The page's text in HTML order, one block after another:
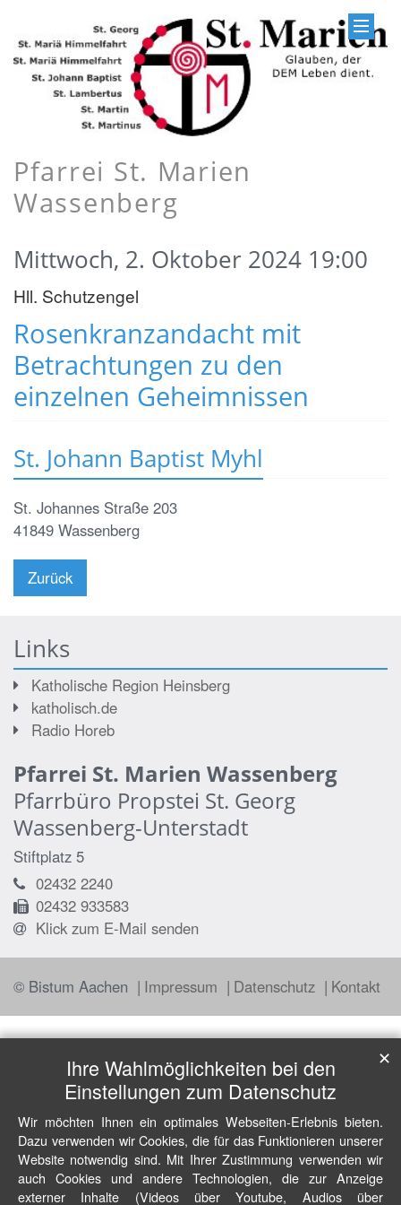
Pfarrei St. Marien
Wassenberg
Rosenkranzandacht mit
Betrachtungen zu den
einzelnen Geheimnissen
Mittwoch, 2. Oktober 2024 19:00
Hll. Schutzengel
St. Johann Baptist Myhl
St. Johannes Straße 203
41849 Wassenberg
Zurück
Links
Katholische Region Heinsberg
katholisch.de
Radio Horeb
Pfarrei St. Marien Wassenberg
Pfarrbüro Propstei St. Georg
Wassenberg-Unterstadt
Stiftplatz 5
02432 2240
02432 933583
Klick zum E-Mail senden
© Bistum Aachen Impressum Datenschutz Kontakt
Ihre Wahlmöglichkeiten bei den
Einstellungen zum Datenschutz
Wir möchten Ihnen ein optimales Webseiten-Erlebnis bieten.
Dazu verwenden wir Cookies, die für das Funktionieren unserer
Website notwendig sind. Mit Ihrer Zustimmung verwenden wir
auch Cookies und andere Technologien, die zur Anzeige
externer Inhalte (Videos über Youtube, Audios über
✕